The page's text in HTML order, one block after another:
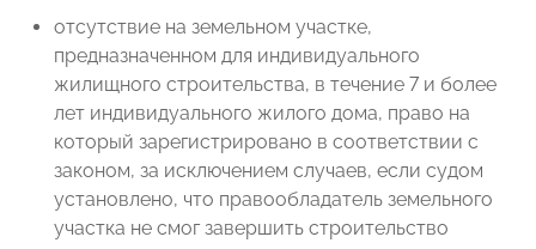
отсутствие на земельном участке,
предназначенном для индивидуального
жилищного строительства, в течение 7 и более
лет индивидуального жилого дома, право на
который зарегистрировано в соответствии с
законом, за исключением случаев, если судом
установлено, что правообладатель земельного
участка не смог завершить строительство